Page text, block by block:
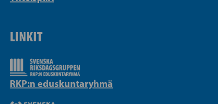
LINKIT
RKP:n eduskuntaryhmä